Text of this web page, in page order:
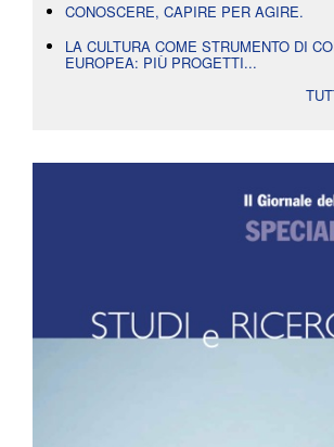
CONOSCERE, CAPIRE PER AGIRE.
LA CULTURA COME STRUMENTO DI
EUROPEA: PIÙ PROGETTI...